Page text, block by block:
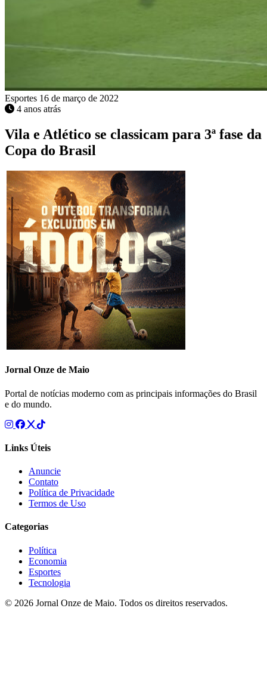
Esportes 16 de março de 2022
4 anos atrás
Vila e Atlético se classicam para 3ª fase da
Copa do Brasil
Jornal Onze de Maio
Portal de notícias moderno com as principais informações do Brasil
e do mundo.
Links Úteis
Anuncie
Contato
Política de Privacidade
Termos de Uso
Categorias
Política
Economia
Esportes
Tecnologia
© 2026 Jornal Onze de Maio. Todos os direitos reservados.